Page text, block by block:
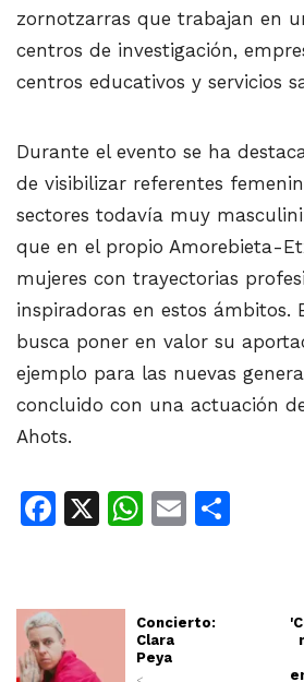
zornotzarras que trabajan en
centros de investigación,
centros educativos y servicios
Durante el evento se ha
de visibilizar referentes
sectores todavía muy
que en el propio Amorebieta-
mujeres con trayectorias
inspiradoras en estos ámbitos.
busca poner en valor su
ejemplo para las nuevas
concluido con una actuación
Ahots.
Facebook
X WhatsApp
Email
Concierto:
Clara
Peya